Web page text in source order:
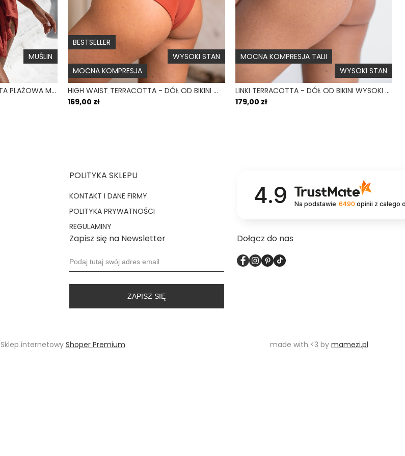
Wiązanie
Góra na duży biust i mały obwód pod biustem
w stylu opaski, która nie zapewnia mocnego podtrzymania.
Pozdrawiam serdecznie, Cornelius
Dodaj odpowiedź
Dodaj odpowiedź
K
Klaudia
Witam czy góra bandeau będzie pasowała na rozmiar 70E
MUŚLIN
PAREO TERRACOTTA - CHUSTA PLAŻOWA MUŚLINOWA CEGLANA
BESTSELLER
WYSOKI STAN
MOCNA KOMPRESJA
HIGH WAIST TERRACOTTA - DÓŁ OD BIKINI WYSOKI STAN FIGI CEGLANY
169,00 zł
MOCNA KOMPRESJA TALII
WYSOKI STAN
LINKI TERRACOTTA - DÓŁ OD BIKINI WYSOKI STAN BRAZYLIANY CEGLANY
179,00 zł
POLITYKA SKLEPU
KONTAKT I DANE FIRMY
POLITYKA PRYWATNOŚCI
REGULAMINY
Zapisz się na Newsletter
ZAPISZ SIĘ
4.9 Na podstawie 6490 opinii z całego
Dołącz do nas
Sklep internetowy Shoper Premium made with <3 by mamezi.pl